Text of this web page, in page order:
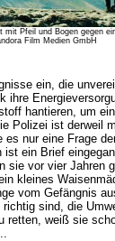
mit Pfeil und Bogen gegen
Film Medien GmbH
ein, die
ihre
hantieren, um
Polizei ist derweil
es nur eine Frage
ein Brief
sie vor vier Jahren
kleines
vom Gefängnis
sind, die
retten, weiß sie